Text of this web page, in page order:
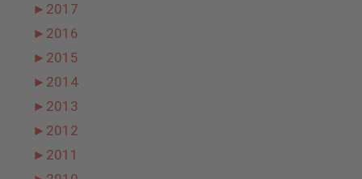
► 2017
► 2016
► 2015
► 2014
► 2013
► 2012
► 2011